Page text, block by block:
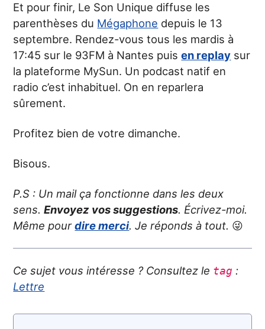
Et pour finir, Le Son Unique diffuse les
parenthèses du Mégaphone depuis le 13
septembre. Rendez-vous tous les mardis à
17:45 sur le 93FM à Nantes puisen replay sur
la plateforme MySun. Un podcast natif en
radio c’est inhabituel. On en reparlera
sûrement.
Profitez bien de votre dimanche.
Bisous.
P.S : Un mail ça fonctionne dans les deux
sens.Envoyez vos suggestions. Écrivez-moi.
Même pourdire merci. Je réponds à tout. 😜
Ce sujet vous intéresse ? Consultez le tag :
Lettre